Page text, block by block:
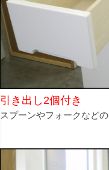
引き出し2個付き
スプーンやフォークなど